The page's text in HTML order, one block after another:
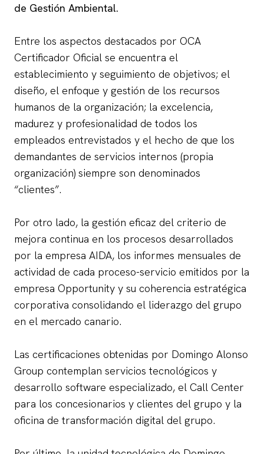
de Gestión Ambiental.
Entre los aspectos destacados por OCA
Certificador Oficial se encuentra el
establecimiento y seguimiento de objetivos; el
diseño, el enfoque y gestión de los recursos
humanos de la organización; la excelencia,
madurez y profesionalidad de todos los
empleados entrevistados y el hecho de que los
demandantes de servicios internos (propia
organización) siempre son denominados
“clientes”.
Por otro lado, la gestión eficaz del criterio de
mejora continua en los procesos desarrollados
por la empresa AIDA, los informes mensuales de
actividad de cada proceso-servicio emitidos por la
empresa Opportunity y su coherencia estratégica
corporativa consolidando el liderazgo del grupo
en el mercado canario.
Las certificaciones obtenidas por Domingo Alonso
Group contemplan servicios tecnológicos y
desarrollo software especializado, el Call Center
para los concesionarios y clientes del grupo y la
oficina de transformación digital del grupo.